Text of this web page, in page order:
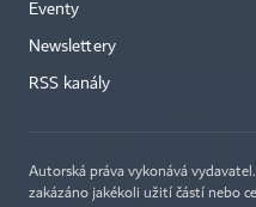
Eventy
Newslettery
RSS kanály
Autorská práva vykonává
zakázáno jakékoli užití částí nebo